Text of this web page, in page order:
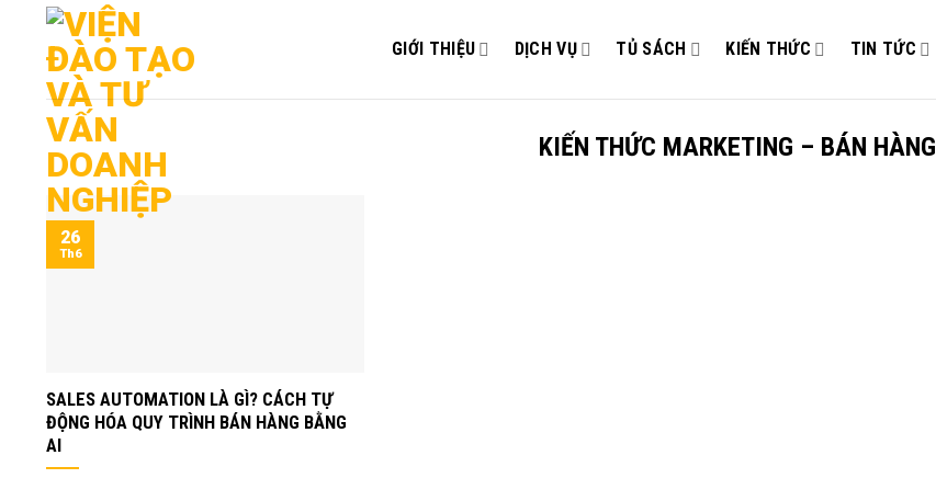
GIỚI THIỆU DỊCH VỤ TỦ SÁCH KIẾN THỨC TIN TỨC
KIẾN THỨC MARKETING – BÁN HÀNG
SALES AUTOMATION LÀ GÌ? CÁCH TỰ
ĐỘNG HÓA QUY TRÌNH BÁN HÀNG BẰNG
AI
26
Th6